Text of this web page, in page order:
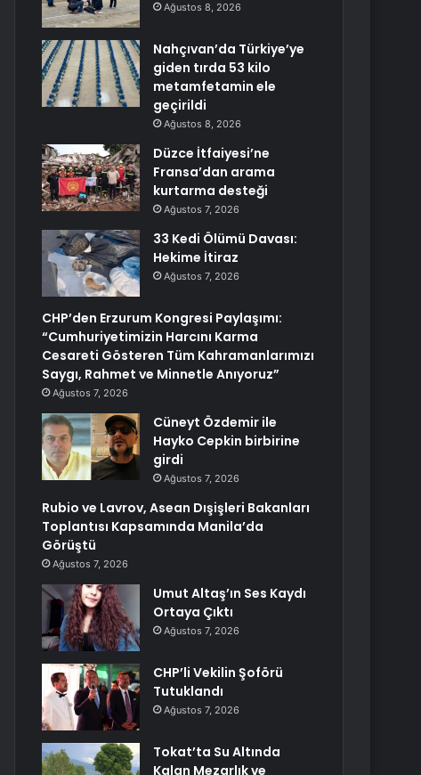
Ağustos 8, 2026
Nahçıvan’da Türkiye’ye
giden tırda 53 kilo
metamfetamin ele
geçirildi
Ağustos 8, 2026
Düzce İtfaiyesi’ne
Fransa’dan arama
kurtarma desteği
Ağustos 7, 2026
33 Kedi Ölümü Davası:
Hekime İtiraz
Ağustos 7, 2026
CHP’den Erzurum Kongresi Paylaşımı:
“Cumhuriyetimizin Harcını Karma
Cesareti Gösteren Tüm Kahramanlarımızı
Saygı, Rahmet ve Minnetle Anıyoruz”
Ağustos 7, 2026
Cüneyt Özdemir ile
Hayko Cepkin birbirine
girdi
Ağustos 7, 2026
Rubio ve Lavrov, Asean Dışişleri Bakanları
Toplantısı Kapsamında Manila’da
Görüştü
Ağustos 7, 2026
Umut Altaş’ın Ses Kaydı
Ortaya Çıktı
Ağustos 7, 2026
CHP’li Vekilin Şoförü
Tutuklandı
Ağustos 7, 2026
Tokat’ta Su Altında
Kalan Mezarlık ve